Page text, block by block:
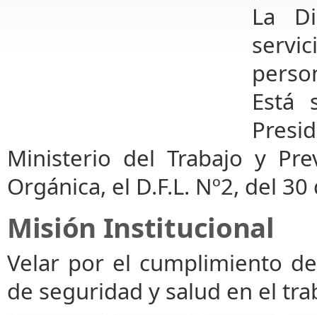
La
Está
Ministerio del Trabajo y
Orgánica, el D.F.L. Nº2, del
Misión Institucional
Velar por el cumplimiento
de seguridad y salud en el